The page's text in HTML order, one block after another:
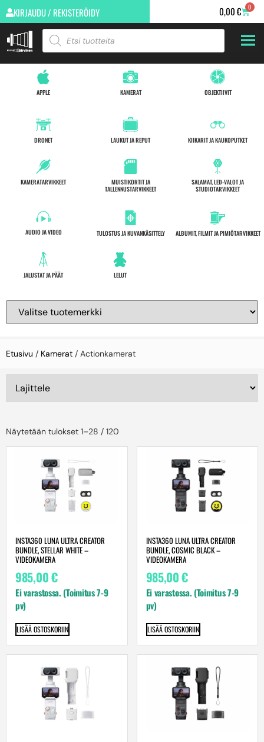
KIRJAUDU / REKISTERÖIDY 0,00€ 0
APPLE
DRONET
KAMERAT
LAUKUT JA REPUT
OBJEKTIIVIT
KIIKARIT JA KAUKOPUTKET
KAMERATARVIKKEET
AUDIO JA VIDEO
MUISTIKORTIT JA
TALLENNUSTARVIKKEET
TULOSTUS JA KUVANKÄSITTELY
SALAMAT, LED-VALOT JA
STUDIOTARVIKKEET
ALBUMIT, FILMIT JA PIMIÖTARVIKKEET
JALUSTAT JA PÄÄT LELUT
Etusivu / Kamerat / Actionkamerat
Näytetään tulokset 1–28 / 120
INSTA360 LUNA ULTRA CREATOR
BUNDLE, STELLAR WHITE –
VIDEOKAMERA
985,00€
Ei varastossa. (Toimitus 7-9
pv)
LISÄÄ OSTOSKORIIN
INSTA360 LUNA ULTRA CREATOR
BUNDLE, COSMIC BLACK –
VIDEOKAMERA
985,00€
Ei varastossa. (Toimitus 7-9
pv)
LISÄÄ OSTOSKORIIN